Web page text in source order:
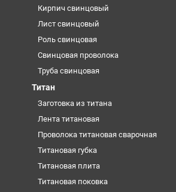
Кирпич свинцовый
Лист свинцовый
Роль свинцовая
Свинцовая проволока
Труба свинцовая
Титан
Заготовка из титана
Лента титановая
Проволока титановая сварочная
Титановая губка
Титановая плита
Титановая поковка